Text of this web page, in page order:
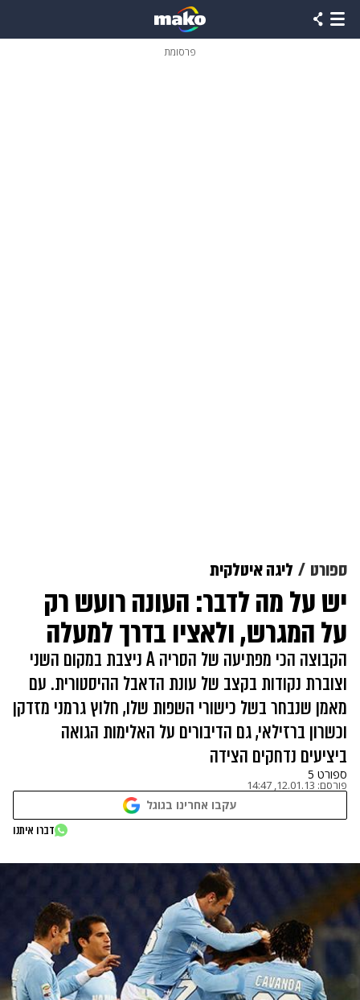
פרסומת
ספורט ליגה איטלקית
יש על מה לדבר: העונה רועש רק
על המגרש, ולאציו בדרך למעלה
הקבוצה הכי מפתיעה של הסריה A ניצבת במקום השני
וצוברת נקודות בקצב של עונת הדאבל ההיסטורית. עם
מאמן שנבחר בשל כישורי השפות שלו, חלוץ גרמני מזדקן
וכשרון ברזילאי, גם הדיבורים על האלימות הגואה
ביציעים נדחקים הצידה
ספורט 5
פורסם: 12.01.13, 14:47
עקבו אחרינו בגוגל
דברו איתנו